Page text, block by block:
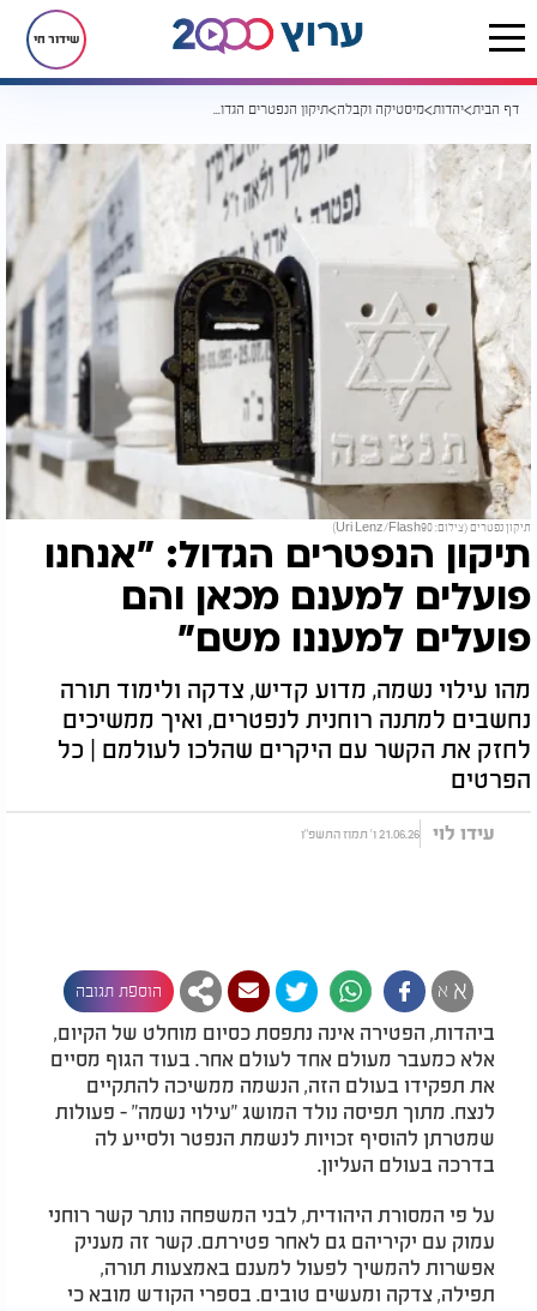
שידור חי
דף הבית יהדות מיסטיקה וקבלה תיקון הנפטרים הגדול: "אנחנו פועלים למענם מכאן והם פועלים למעננו משם"
תיקון נפטרים (צילום: Uri Lenz/Flash90)
תיקון הנפטרים הגדול: "אנחנו
פועלים למענם מכאן והם
פועלים למעננו משם"
מהו עילוי נשמה, מדוע קדיש, צדקה ולימוד תורה
נחשבים למתנה רוחנית לנפטרים, ואיך ממשיכים
לחזק את הקשר עם היקרים שהלכו לעולמם | כל
הפרטים
עידו לוי 21.06.26 ו' תמוז התשפ"ו
א א הוספת תגובה
ביהדות, הפטירה אינה נתפסת כסיום מוחלט של הקיום,
אלא כמעבר מעולם אחד לעולם אחר. בעוד הגוף מסיים
את תפקידו בעולם הזה, הנשמה ממשיכה להתקיים
לנצח. מתוך תפיסה נולד המושג "עילוי נשמה" - פעולות
שמטרתן להוסיף זכויות לנשמת הנפטר ולסייע לה
בדרכה בעולם העליון.
על פי המסורת היהודית, לבני המשפחה נותר קשר רוחני
עמוק עם יקיריהם גם לאחר פטירתם. קשר זה מעניק
אפשרות להמשיך לפעול למענם באמצעות תורה,
תפילה, צדקה ומעשים טובים. בספרי הקודש מובא כי